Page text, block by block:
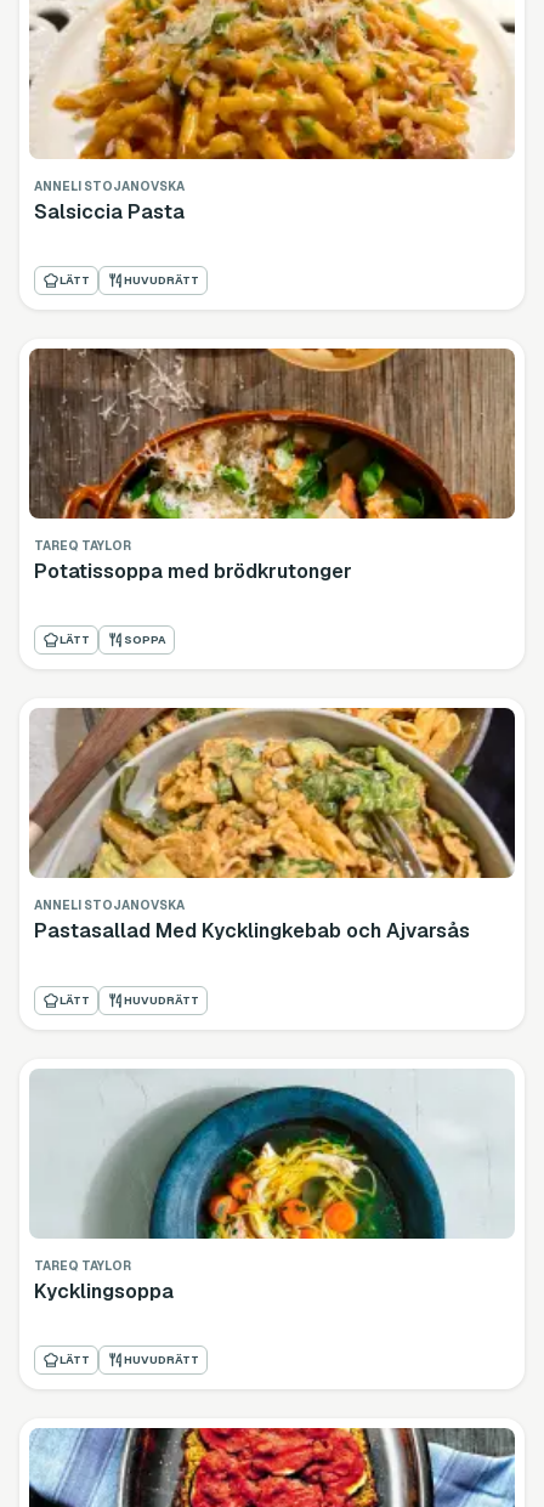
ANNELI STOJANOVSKA
Salsiccia Pasta
LÄTT HUVUDRÄTT
TAREQ TAYLOR
Potatissoppa med brödkrutonger
LÄTT SOPPA
ANNELI STOJANOVSKA
Pastasallad Med Kycklingkebab och Ajvarsås
LÄTT HUVUDRÄTT
TAREQ TAYLOR
Kycklingsoppa
LÄTT HUVUDRÄTT